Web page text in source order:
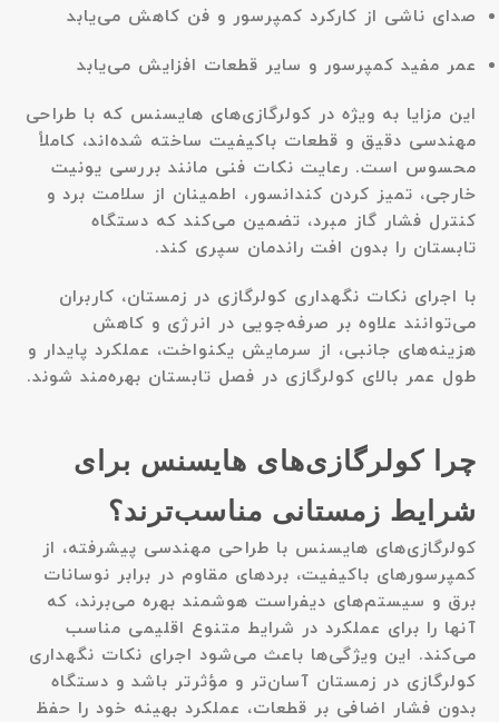
صدای ناشی از کارکرد کمپرسور و فن کاهش می‌یابد
عمر مفید کمپرسور و سایر قطعات افزایش می‌یابد
این مزایا به ویژه در کولرگازی‌های هایسنس که با طراحی
مهندسی دقیق و قطعات باکیفیت ساخته شده‌اند، کاملاً
محسوس است. رعایت نکات فنی مانند بررسی یونیت
خارجی، تمیز کردن کندانسور، اطمینان از سلامت برد و
کنترل فشار گاز مبرد، تضمین می‌کند که دستگاه
تابستان را بدون افت راندمان سپری کند.
با اجرای نکات نگهداری کولرگازی در زمستان، کاربران
می‌توانند علاوه بر صرفه‌جویی در انرژی و کاهش
هزینه‌های جانبی، از سرمایش یکنواخت، عملکرد پایدار و
طول عمر بالای کولرگازی در فصل تابستان بهره‌مند شوند.
چرا کولرگازی‌های هایسنس برای
شرایط زمستانی مناسب‌ترند؟
کولرگازی‌های هایسنس با طراحی مهندسی پیشرفته، از
کمپرسورهای باکیفیت، بردهای مقاوم در برابر نوسانات
برق و سیستم‌های دیفراست هوشمند بهره می‌برند، که
آنها را برای عملکرد در شرایط متنوع اقلیمی مناسب
می‌کند. این ویژگی‌ها باعث می‌شود اجرای نکات نگهداری
کولرگازی در زمستان آسان‌تر و مؤثرتر باشد و دستگاه
بدون فشار اضافی بر قطعات، عملکرد بهینه خود را حفظ